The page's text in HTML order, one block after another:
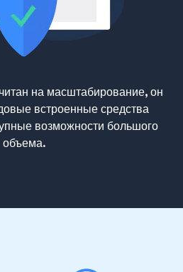
на масштабирование, он
встроенные средства
возможности большого
объема.